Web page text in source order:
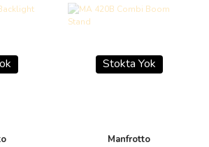
Stokta Yok
Manfrotto